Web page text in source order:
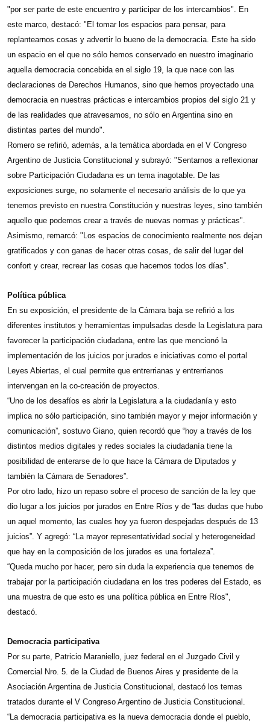
"por ser parte de este encuentro y participar de los intercambios". En
este marco, destacó: "El tomar los espacios para pensar, para
replantearnos cosas y advertir lo bueno de la democracia. Este ha sido
un espacio en el que no sólo hemos conservado en nuestro imaginario
aquella democracia concebida en el siglo 19, la que nace con las
declaraciones de Derechos Humanos, sino que hemos proyectado una
democracia en nuestras prácticas e intercambios propios del siglo 21 y
de las realidades que atravesamos, no sólo en Argentina sino en
distintas partes del mundo".
Romero se refirió, además, a la temática abordada en el V Congreso
Argentino de Justicia Constitucional y subrayó: "Sentarnos a reflexionar
sobre Participación Ciudadana es un tema inagotable. De las
exposiciones surge, no solamente el necesario análisis de lo que ya
tenemos previsto en nuestra Constitución y nuestras leyes, sino también
aquello que podemos crear a través de nuevas normas y prácticas".
Asimismo, remarcó: "Los espacios de conocimiento realmente nos dejan
gratificados y con ganas de hacer otras cosas, de salir del lugar del
confort y crear, recrear las cosas que hacemos todos los días".
Política pública
En su exposición, el presidente de la Cámara baja se refirió a los
diferentes institutos y herramientas impulsadas desde la Legislatura para
favorecer la participación ciudadana, entre las que mencionó la
implementación de los juicios por jurados e iniciativas como el portal
Leyes Abiertas, el cual permite que entrerrianas y entrerrianos
intervengan en la co-creación de proyectos.
“Uno de los desafíos es abrir la Legislatura a la ciudadanía y esto
implica no sólo participación, sino también mayor y mejor información y
comunicación”, sostuvo Giano, quien recordó que “hoy a través de los
distintos medios digitales y redes sociales la ciudadanía tiene la
posibilidad de enterarse de lo que hace la Cámara de Diputados y
también la Cámara de Senadores”.
Por otro lado, hizo un repaso sobre el proceso de sanción de la ley que
dio lugar a los juicios por jurados en Entre Ríos y de “las dudas que hubo
un aquel momento, las cuales hoy ya fueron despejadas después de 13
juicios”. Y agregó: “La mayor representatividad social y heterogeneidad
que hay en la composición de los jurados es una fortaleza”.
“Queda mucho por hacer, pero sin duda la experiencia que tenemos de
trabajar por la participación ciudadana en los tres poderes del Estado, es
una muestra de que esto es una política pública en Entre Ríos",
destacó.
Democracia participativa
Por su parte, Patricio Maraniello, juez federal en el Juzgado Civil y
Comercial Nro. 5. de la Ciudad de Buenos Aires y presidente de la
Asociación Argentina de Justicia Constitucional, destacó los temas
tratados durante el V Congreso Argentino de Justicia Constitucional.
“La democracia participativa es la nueva democracia donde el pueblo,